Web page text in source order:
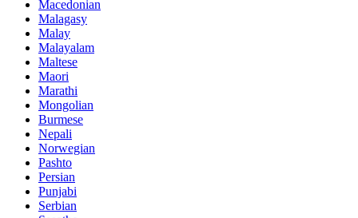
Macedonian
Malagasy
Malay
Malayalam
Maltese
Maori
Marathi
Mongolian
Burmese
Nepali
Norwegian
Pashto
Persian
Punjabi
Serbian